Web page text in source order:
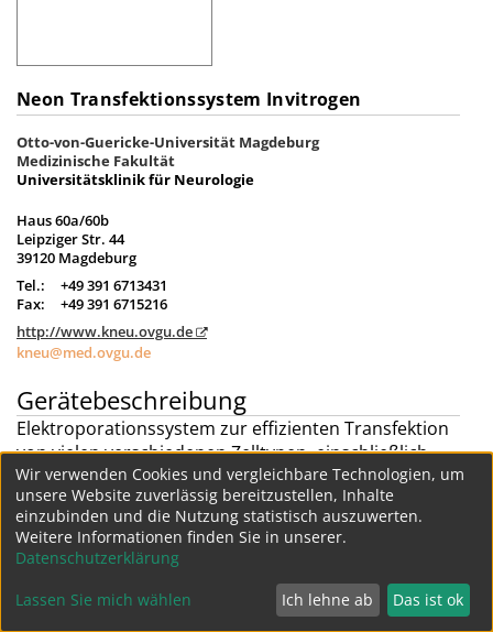
Neon Transfektionssystem Invitrogen
Otto-von-Guericke-Universität Magdeburg
Medizinische Fakultät
Universitätsklinik für Neurologie
Haus 60a/60b
Leipziger Str. 44
39120 Magdeburg
Tel.:
+49 391 6713431
Fax:
+49 391 6715216
http://www.kneu.ovgu.de
kneu@med.ovgu.de
Gerätebeschreibung
Elektroporationssystem zur effizienten Transfektion
von vielen verschiedenen Zelltypen, einschließlich
Primärzellen, Stammzellen und schwer zu
transfektierenden Zellen.
Weitere Geräte dieser Struktur
Datenschutz Impressum
Wir verwenden Cookies und vergleichbare Technologien, um
unsere Website zuverlässig bereitzustellen, Inhalte
einzubinden und die Nutzung statistisch auszuwerten.
Weitere Informationen finden Sie in unserer.
Datenschutzerklärung
Lassen Sie mich wählen Ich lehne ab Das ist ok